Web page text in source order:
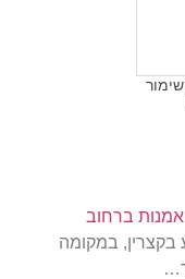
ברחוב
השבוע בקצרין, במקומה